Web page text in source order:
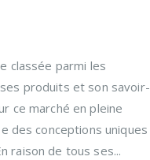
classée parmi les
produits et son savoir-
ce marché en pleine
des conceptions uniques
raison de tous ses...